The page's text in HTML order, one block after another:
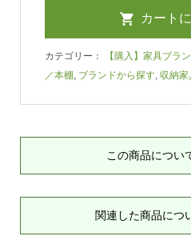
カテゴリー： 【購入】家具ブラ
／本棚, ブランドから探す, 収納家
この商品につい
関連した商品につ